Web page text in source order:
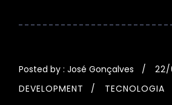
Posted by : José Gonçalves
DEVELOPMENT
TECNOLOGIA